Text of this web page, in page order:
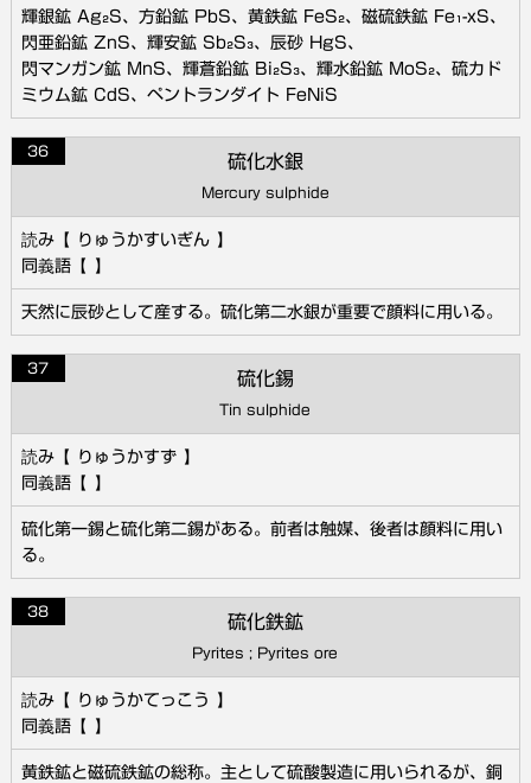
輝銀鉱 Ag₂S、方鉛鉱 PbS、黄鉄鉱 FeS₂、磁硫鉄鉱 Fe₁-xS、
閃亜鉛鉱 ZnS、輝安鉱 Sb₂S₃、辰砂 HgS、
閃マンガン鉱 MnS、輝蒼鉛鉱 Bi₂S₃、輝水鉛鉱 MoS₂、硫カド
ミウム鉱 CdS、ペントランダイト FeNiS
36
硫化水銀
Mercury sulphide
りゅうかすいぎん
天然に辰砂として産する。硫化第二水銀が重要で顔料に用いる。
37
硫化錫
Tin sulphide
りゅうかすず
硫化第一錫と硫化第二錫がある。前者は触媒、後者は顔料に用い
る。
38
硫化鉄鉱
Pyrites ; Pyrites ore
りゅうかてっこう
黄鉄鉱と磁硫鉄鉱の総称。主として硫酸製造に用いられるが、銅